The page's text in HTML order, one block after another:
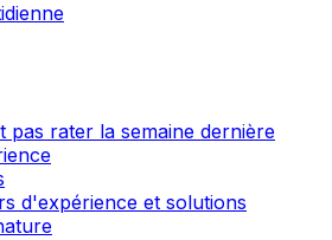
pas rater la semaine dernière
d'expérience et solutions